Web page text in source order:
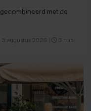
met de
3 augustus 2026 3 min